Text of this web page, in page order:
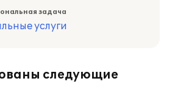
задача
услуги
следующие